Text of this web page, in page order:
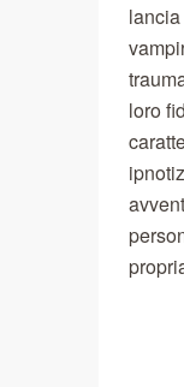
loro